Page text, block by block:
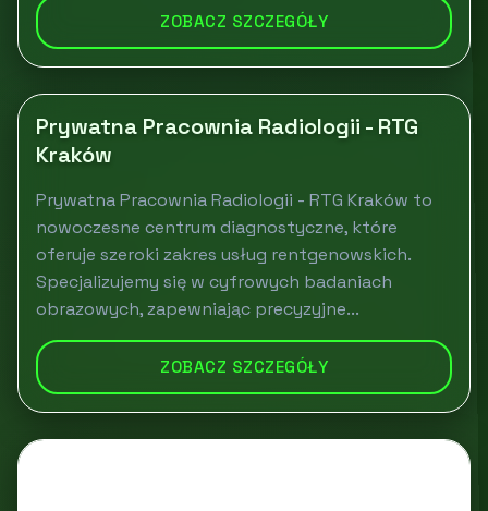
ZOBACZ SZCZEGÓŁY
Prywatna Pracownia Radiologii - RTG
Kraków
Prywatna Pracownia Radiologii - RTG Kraków to
nowoczesne centrum diagnostyczne, które
oferuje szeroki zakres usług rentgenowskich.
Specjalizujemy się w cyfrowych badaniach
obrazowych, zapewniając precyzyjne...
ZOBACZ SZCZEGÓŁY